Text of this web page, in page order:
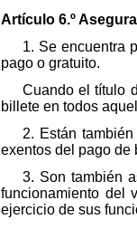
Artículo 6.º
1. Se encuentra
pago o gratuito.
Cuando el título
billete en todos
2. Están
exentos del pago de
3. Son también
funcionamiento del
ejercicio de sus